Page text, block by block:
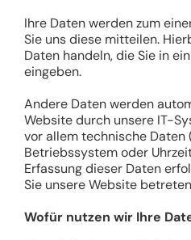
Ihre Daten werden zum
Sie uns diese mitteilen.
Daten handeln, die Sie in
eingeben.
Andere Daten werden
Website durch unsere IT-
vor allem technische Daten
Betriebssystem oder
Erfassung dieser Daten
Sie unsere Website
Wofür nutzen wir Ihre